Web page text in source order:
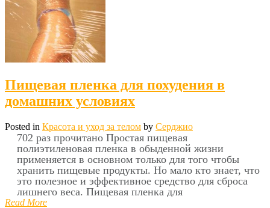
Пищевая пленка для похудения в
домашних условиях
Posted in Красота и уход за телом by Серджио
702 раз прочитано Простая пищевая
полиэтиленовая пленка в обыденной жизни
применяется в основном только для того чтобы
хранить пищевые продукты. Но мало кто знает, что
это полезное и эффективное средство для сброса
лишнего веса. Пищевая пленка для
Read More